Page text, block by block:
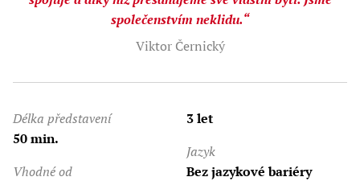
společenstvím neklidu.“
Viktor Černický
Délka představení
50 min.
Vhodné od
3 let
Jazyk
Bez jazykové bariéry